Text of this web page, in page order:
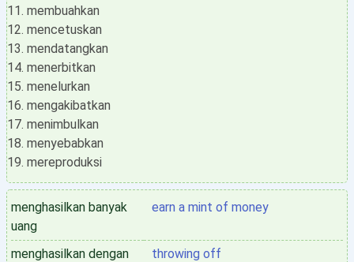
membuahkan
mencetuskan
mendatangkan
menerbitkan
menelurkan
mengakibatkan
menimbulkan
menyebabkan
mereproduksi
menghasilkan banyak
uang
earn a mint of money
menghasilkan dengan
throwing off